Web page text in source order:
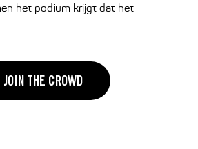
het podium krijgt dat het
JOIN THE CROWD